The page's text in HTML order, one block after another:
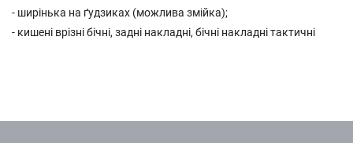
- ширінька на ґудзиках (можлива змійка);
- кишені врізні бічні, задні накладні, бічні накладні тактичні